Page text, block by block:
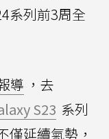
系列前3周全
導 ，去
S23 系列
僅延續氣勢，